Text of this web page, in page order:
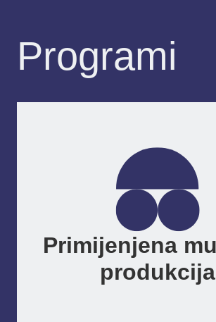
Programi
Primijenjena
produkcija